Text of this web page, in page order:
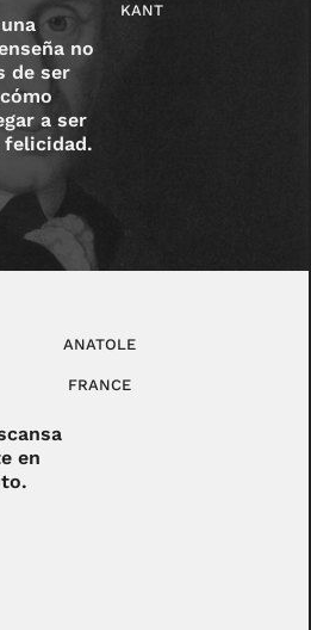
no
de ser
a ser
felicidad.
KANT
en
ANATOLE
FRANCE